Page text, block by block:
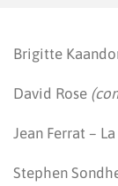
Brigitte
David Rose
Jean Ferrat –
Stephen